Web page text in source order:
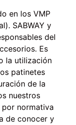
en los VMP
SABWAY y
del
Es
la utilización
patinetes
de la
nuestros
normativa
de conocer y